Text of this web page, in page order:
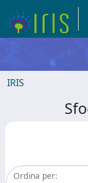
IRIS
Ordina per: